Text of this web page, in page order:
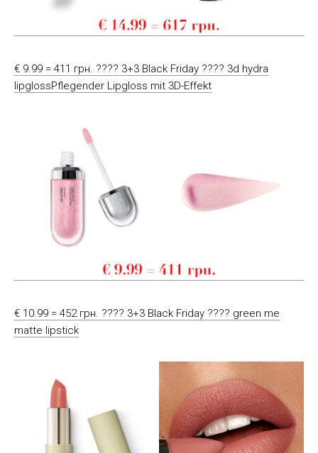
€ 9.99 = 411 грн. ???? 3+3 Black Friday ???? 3d hydra
lipglossPflegender Lipgloss mit 3D-Effekt
€ 10.99 = 452 грн. ???? 3+3 Black Friday ???? green me
matte lipstick